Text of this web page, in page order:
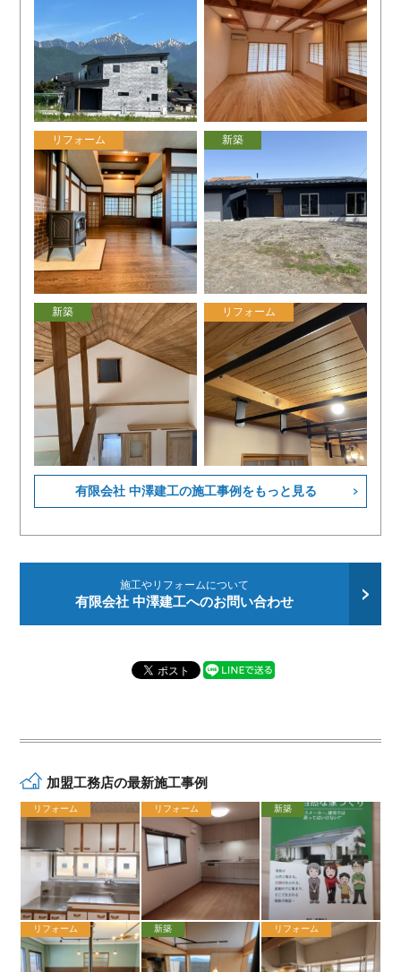
リフォーム 新築
新築 リフォーム
有限会社 中澤建工の施工事例をもっと見る
施工やリフォームについて
有限会社 中澤建工へのお問い合わせ
加盟工務店の最新施工事例
リフォーム リフォーム 新築
リフォーム 新築 リフォーム